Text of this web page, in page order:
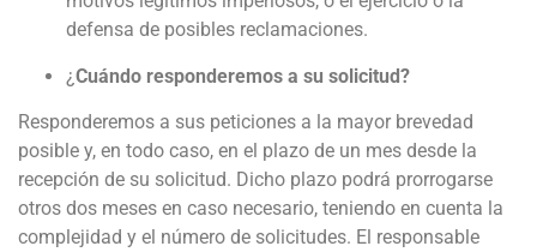
defensa de posibles reclamaciones.
¿Cuándo responderemos a su solicitud?
Responderemos a sus peticiones a la mayor brevedad
posible y, en todo caso, en el plazo de un mes desde la
recepción de su solicitud. Dicho plazo podrá prorrogarse
otros dos meses en caso necesario, teniendo en cuenta la
complejidad y el número de solicitudes. El responsable